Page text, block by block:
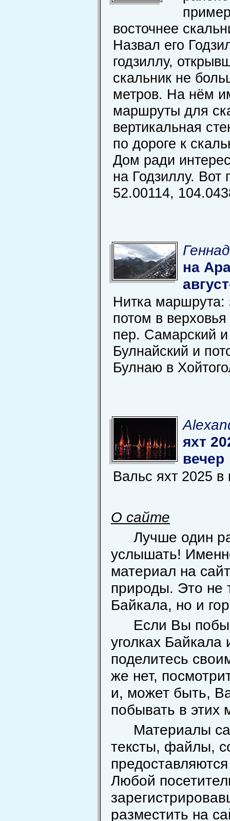
восточнее
Назвал его
годзиллу,
скальник не
метров. На нём
маршруты для
вертикальная
по дороге к
Дом ради
на Годзиллу.
52.00114,
на
Нитка маршрута:
потом в
пер. Самарский
Булнайский и
Булнаю в
яхт
вечер
Вальс яхт 2025 в
О сайте
Лучше один
услышать!
материал на
природы. Это не
Байкала, но и
Если Вы
уголках
поделитесь
же нет,
и, может быть,
побывать в этих
Материалы
тексты, файлы,
Любой
разместить на